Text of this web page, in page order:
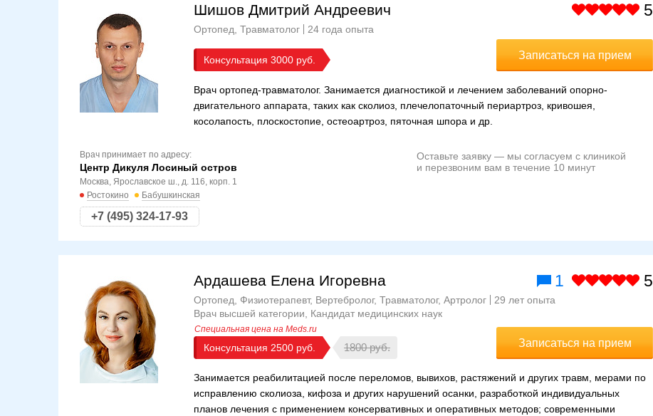
Шишов Дмитрий Андреевич 5
Ортопед, Травматолог 24 года опыта
Консультация 3000 Записаться на прием
Врач ортопед-травматолог. Занимается диагностикой и лечением заболеваний опорно-
двигательного аппарата, таких как сколиоз, плечелопаточный периартроз, кривошея,
косолапость, плоскостопие, остеоартроз, пяточная шпора и др.
Врач принимает по адресу:
Центр Дикуля Лосиный остров
Москва, Ярославское ш., д. 116, корп. 1
Ростокино
Бабушкинская
+7 (495) 324-17-93
Оставьте заявку — мы согласуем с клиникой
и перезвоним вам в течение 10 минут
Ардашева Елена Игоревна 1 5
Ортопед, Физиотерапевт, Вертебролог, Травматолог, Артролог
29 лет опыта
Врач высшей категории
Кандидат медицинских наук
Консультация 2500 1800 Записаться на прием
Занимается реабилитацией после переломов, вывихов, растяжений и других травм, мерами по
исправлению сколиоза, кифоза и других нарушений осанки, разработкой индивидуальных
планов лечения с применением консервативных и оперативных методов; современными